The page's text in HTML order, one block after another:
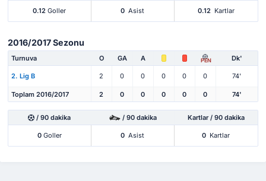
0.12 Goller 0 Asist 0.12 Kartlar
2016/2017 Sezonu
Turnuva O GA A PEN Dk'
2. Lig B 2 0 0 0 0 0 74'
Toplam 2016/2017 2 0 0 0 0 0 74'
/ 90 dakika / 90 dakika Kartlar / 90 dakika
0Goller 0 Asist 0 Kartlar